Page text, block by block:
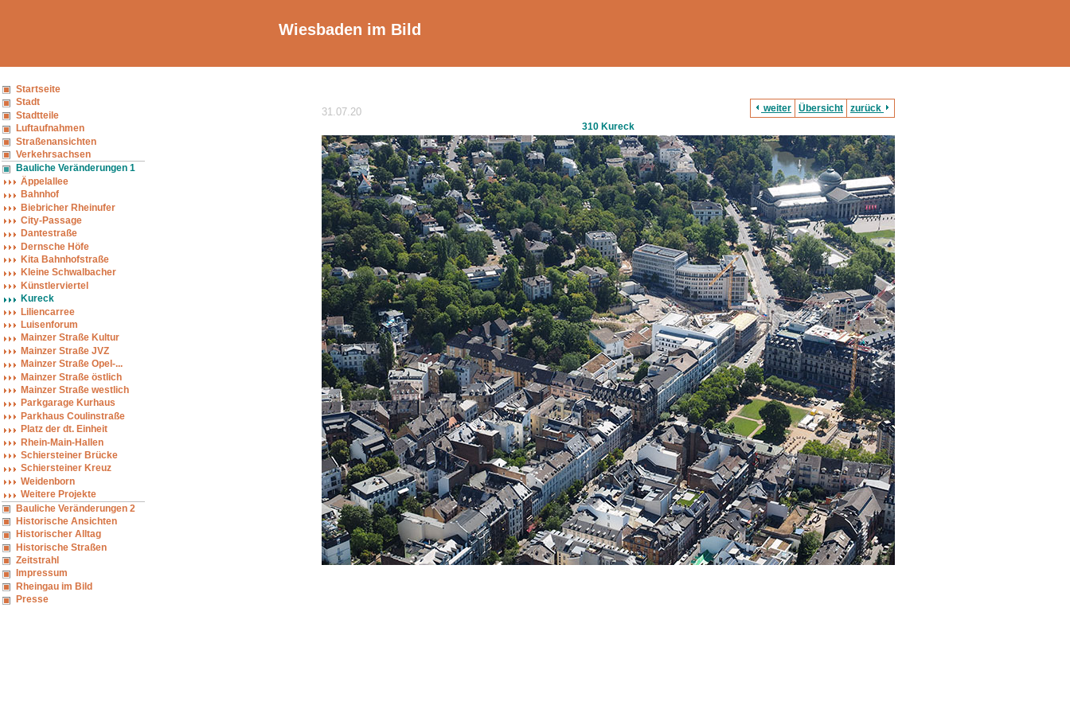
Wiesbaden im Bild
Startseite
Stadt
Stadtteile
Luftaufnahmen
Straßenansichten
Verkehrsachsen
Bauliche Veränderungen 1
Äppelallee
Bahnhof
Biebricher Rheinufer
City-Passage
Dantestraße
Dernsche Höfe
Kita Bahnhofstraße
Kleine Schwalbacher
Künstlerviertel
Kureck
Liliencarree
Luisenforum
Mainzer Straße Kultur
Mainzer Straße JVZ
Mainzer Straße Opel-...
Mainzer Straße östlich
Mainzer Straße westlich
Parkgarage Kurhaus
Parkhaus Coulinstraße
Platz der dt. Einheit
Rhein-Main-Hallen
Schiersteiner Brücke
Schiersteiner Kreuz
Weidenborn
Weitere Projekte
Bauliche Veränderungen 2
Historische Ansichten
Historischer Alltag
Historische Straßen
Zeitstrahl
Impressum
Rheingau im Bild
Presse
31.07.20 weiter Übersicht
zurück
310 Kureck